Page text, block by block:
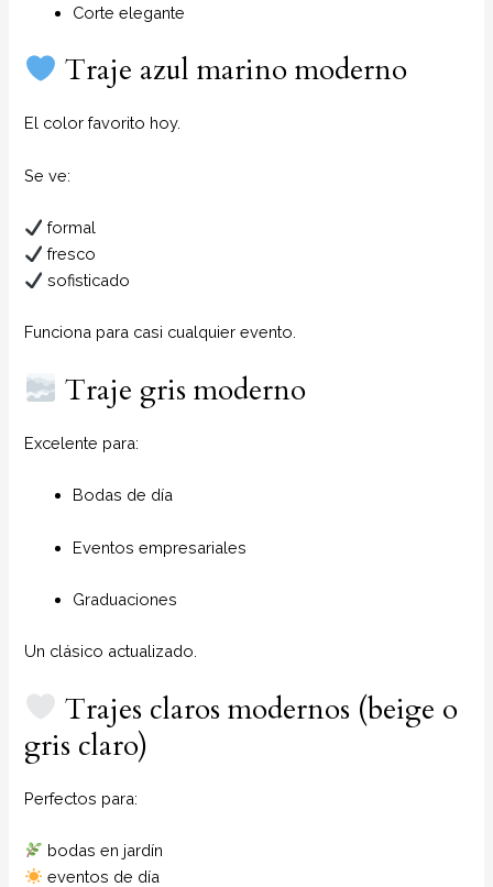
Corte elegante
Traje azul marino moderno
El color favorito hoy.
Se ve:
formal
fresco
sofisticado
Funciona para casi cualquier evento.
Traje gris moderno
Excelente para:
Bodas de día
Eventos empresariales
Graduaciones
Un clásico actualizado.
Trajes claros modernos (beige o
gris claro)
Perfectos para:
bodas en jardín
eventos de día